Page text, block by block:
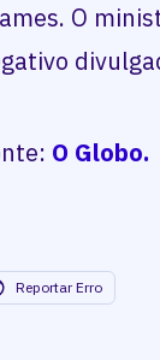
O
O Globo.
Reportar Erro